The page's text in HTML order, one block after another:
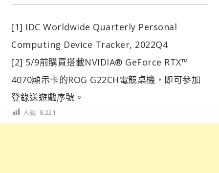
[1] IDC Worldwide Quarterly Personal
Computing Device Tracker, 2022Q4
[2] 5/9前購買搭載NVIDIA® GeForce RTX™
4070顯示卡的ROG G22CH電競桌機，即可參加
登錄送遊戲序號。
人氣: 8,221